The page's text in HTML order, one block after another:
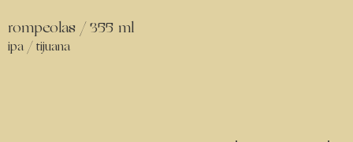
rompeolas / 355 ml
ipa / tijuana